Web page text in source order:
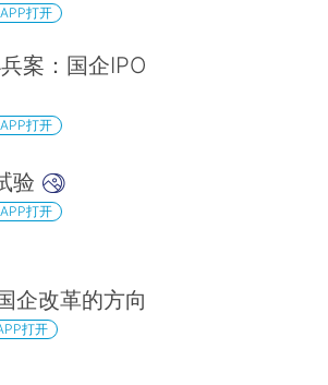
APP打开
案：国企IPO
APP打开
验
APP打开
企改革的方向
打开